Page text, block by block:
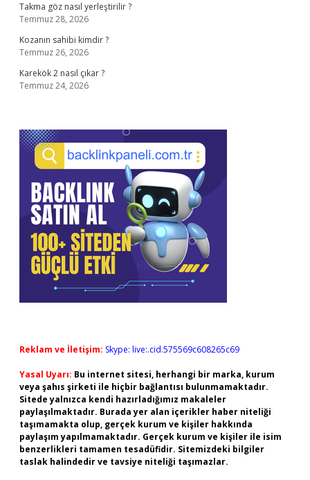
Takma göz nasıl yerleştirilir ?
Temmuz 28, 2026
Kozanın sahibi kimdir ?
Temmuz 26, 2026
Karekök 2 nasıl çıkar ?
Temmuz 24, 2026
Reklam ve İletişim: Skype: live:.cid.575569c608265c69
Yasal Uyarı: Bu internet sitesi, herhangi bir marka, kurum
veya şahıs şirketi ile hiçbir bağlantısı bulunmamaktadır.
Sitede yalnızca kendi hazırladığımız makaleler
paylaşılmaktadır. Burada yer alan içerikler haber niteliği
taşımamakta olup, gerçek kurum ve kişiler hakkında
paylaşım yapılmamaktadır. Gerçek kurum ve kişiler ile isim
benzerlikleri tamamen tesadüfidir. Sitemizdeki bilgiler
taslak halindedir ve tavsiye niteliği taşımazlar.